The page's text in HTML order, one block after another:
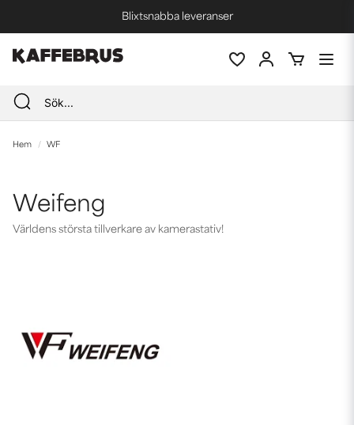
Blixtsnabba leveranser
Fri frakt vid köp över 1000 kr *
Hem WF
Weifeng
Världens största tillverkare av kamerastativ!